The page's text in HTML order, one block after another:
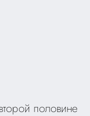
половине